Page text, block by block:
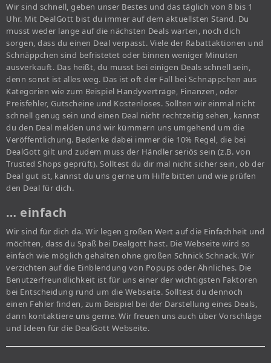
Wir sind schnell, geben unser Bestes und das täglich von 8 bis 1
Uhr. Mit DealGott bist du immer auf dem aktuellsten Stand. Du
musst weder lange auf die nächsten Deals warten, noch dich
sorgen, dass du einen Deal verpasst. Viele der Rabattaktionen und
Schnäppchen sind befristetet oder binnen weniger Minuten
ausverkauft. Das heißt, du musst bei einigen Deals schnell sein,
denn sonst ist alles weg. Das ist oft der Fall bei Schnäppchen aus
Kategorien wie zum Beispiel Handyverträge, Finanzen, oder
Preisfehler, Gutscheine und Kostenloses. Sollten wir einmal nicht
schnell genug sein und einen Deal nicht rechtzeitig sehen, kannst
du den Deal melden und wir kümmern uns umgehend um die
Veröffentlichung. Bedenke dabei immer die 10% Regel, die bei
DealGott gilt und zudem muss der Händler seriös sein (z.B. von
Trusted Shops geprüft). Solltest du dir mal nicht sicher sein, ob der
Deal gut ist, kannst du uns gerne um Hilfe bitten und wie prüfen
den Deal für dich.
… einfach
Wir sind für dich da. Wir legen großen Wert auf die Einfachheit und
möchten, dass du Spaß bei Dealgott hast. Die Webseite wird so
einfach wie möglich gehalten ohne großen Schnick Schnack. Wir
verzichten auf die Einblendung von Popups oder Ähnliches. Die
Benutzerfreundlichkeit ist für uns einer der wichtigsten Faktoren
bei Entscheidung rund um die Webseite. Solltest du dennoch
einen Fehler finden, zum Beispiel bei der Darstellung eines Deals,
dann kontaktiere uns gerne. Wir freuen uns auch über Vorschläge
und Ideen für die DealGott Webseite.